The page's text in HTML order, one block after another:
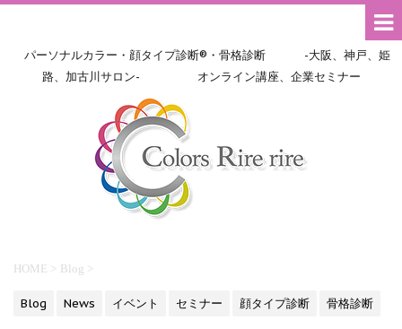
パーソナルカラー・顔タイプ診断®・骨格診断 -大阪、神戸、姫
路、加古川サロン- オンライン講座、企業セミナー
HOME > Blog >
Blog News イベント セミナー 顔タイプ診断 骨格診断